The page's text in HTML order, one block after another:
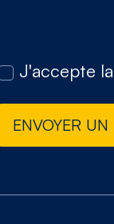
J'accepte la
ENVOYER UN